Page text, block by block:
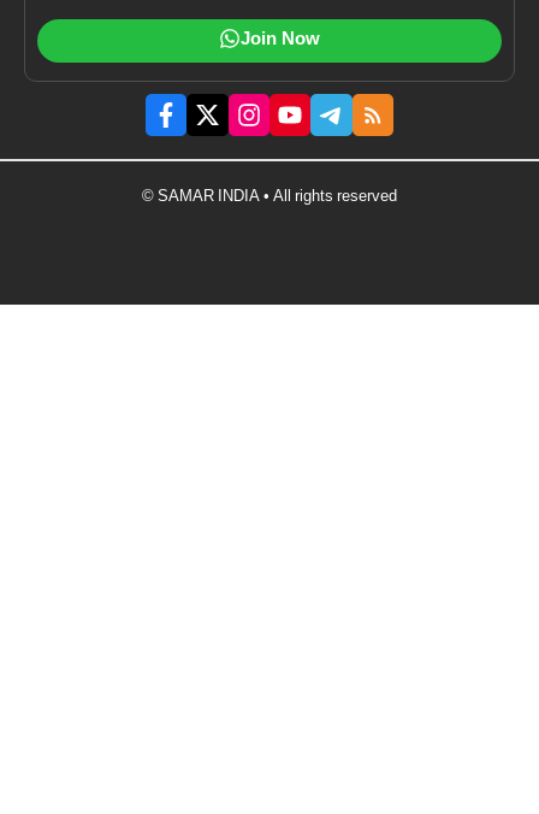
Join Now
© SAMAR INDIA • All rights reserved